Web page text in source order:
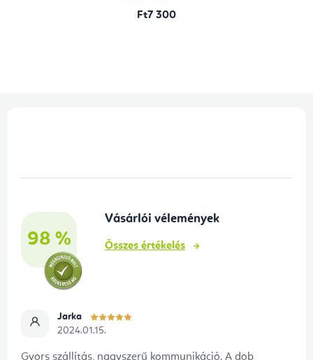
Ft7 300
98 %
Vásárlói vélemények
Összes értékelés
Jarka
2024.01.15.
Gyors szállítás, nagyszerű kommunikáció. A dob